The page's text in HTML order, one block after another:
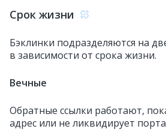
Срок жизни
Бэклинки подразделяются на
в зависимости от срока жизни.
Вечные
Обратные ссылки работают,
адрес или не ликвидирует